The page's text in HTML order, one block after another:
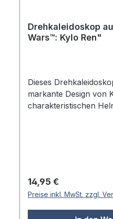
Drehkaleidoskop
Wars™: Kylo Ren"
Dieses
markante Design von
charakteristischen
schönes Kaleidoskop
weit entfernten
liegt gut in der Hand
angenehme Haptik
Regulärer Preis:
14,95 €
Preise inkl. MwSt. zzgl.